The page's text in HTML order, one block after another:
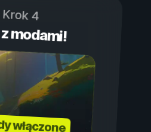
Krok 4
modami!
włączone